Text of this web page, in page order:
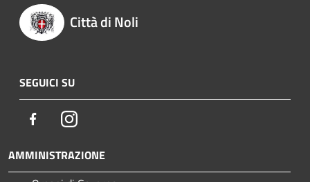
Città di Noli
SEGUICI SU
FacebookInstagram
AMMINISTRAZIONE